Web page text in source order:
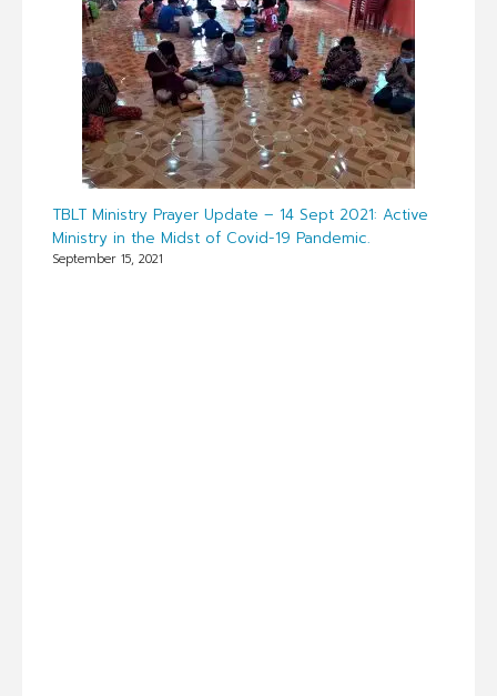
TBLT Ministry Prayer Update – 14 Sept 2021: Active
Ministry in the Midst of Covid-19 Pandemic.
September 15, 2021